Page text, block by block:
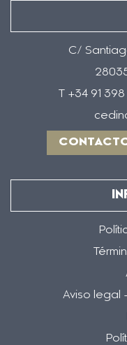
C/
T +34 91
Aviso legal